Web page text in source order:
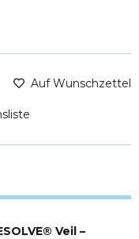
Auf Wunschzettel
Veil –